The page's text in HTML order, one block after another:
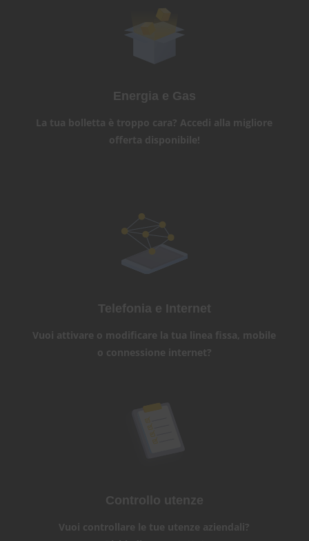
Energia e Gas
La tua bolletta è troppo cara? Accedi alla migliore
offerta disponibile!
Telefonia e Internet
Vuoi attivare o modificare la tua linea fissa, mobile
o connessione internet?
Controllo utenze
Vuoi controllare le tue utenze aziendali?